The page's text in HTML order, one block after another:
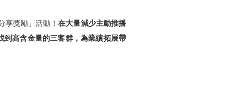
享獎勵」活動！在大量減少主動推播
到高含金量的三客群，為業績拓展帶